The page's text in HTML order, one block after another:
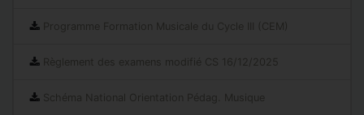
Programme Formation Musicale du Cycle III (CEM)
Règlement des examens modifié CS 16/12/2025
Schéma National Orientation Pédag. Musique